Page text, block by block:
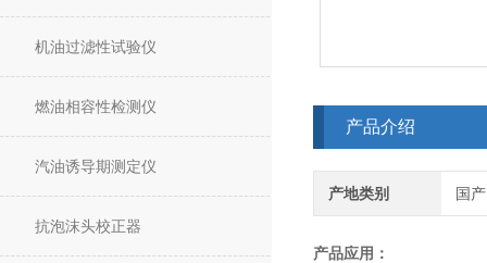
机油过滤性试验仪
燃油相容性检测仪
汽油诱导期测定仪
抗泡沫头校正器
产品介绍
产地类别 国产
产品应用：